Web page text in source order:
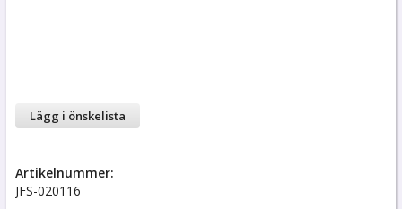
Lägg i önskelista
Artikelnummer:
JFS-020116